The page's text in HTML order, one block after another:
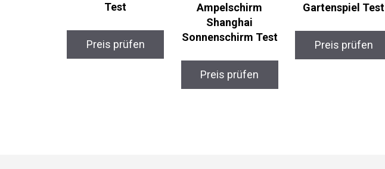
Test
Preis prüfen
Ampelschirm
Shanghai
Sonnenschirm Test
Preis prüfen
Gartenspiel Test
Preis prüfen